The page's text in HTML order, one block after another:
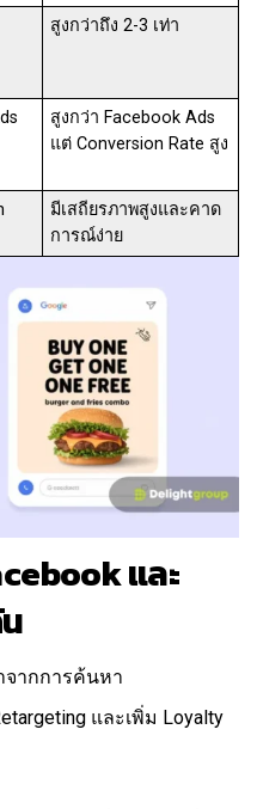
สูงกว่าถึง 2-3 เท่า
สูงกว่า Facebook Ads
แต่ Conversion Rate สูง
มีเสถียรภาพสูงและคาด
การณ์ง่าย
และ
จากการค้นหา
และเพิ่ม Loyalty